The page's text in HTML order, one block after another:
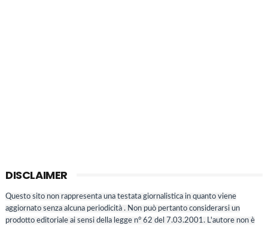
DISCLAIMER
Questo sito non rappresenta una testata giornalistica in quanto viene
aggiornato senza alcuna periodicità . Non può pertanto considerarsi un
prodotto editoriale ai sensi della legge n° 62 del 7.03.2001. L'autore non è